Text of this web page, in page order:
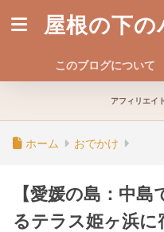
屋根の下の
このブログについて
アフィリエイ
ホーム おでかけ
【愛媛の島：中
るテラス姫ヶ浜